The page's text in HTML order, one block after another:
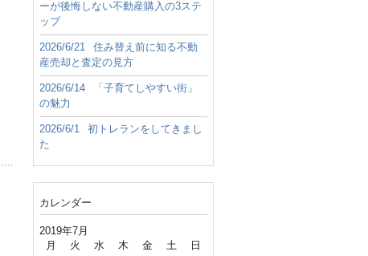
ーが後悔しない不動産購入の3ステ
ップ
2026/6/21
住み替え前に知る不動
産売却と査定の見方
2026/6/14
「子育てしやすい街」
の魅力
2026/6/1
初トレランをしてきまし
た
カレンダー
2019年7月
月 火 水 木 金 土 日